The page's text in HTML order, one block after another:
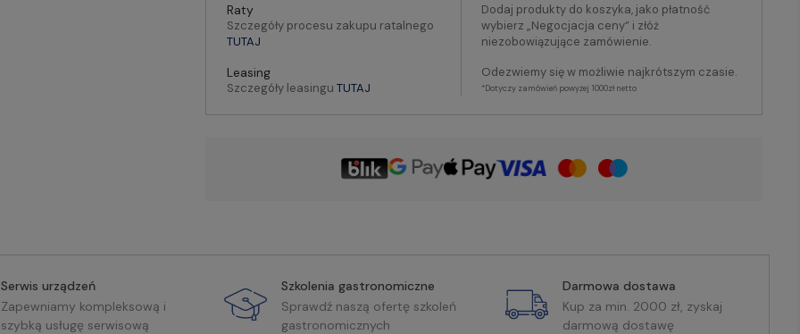
Raty
Szczegóły procesu zakupu ratalnego
TUTAJ
Leasing
Szczegóły leasinguTUTAJ
Dodaj produkty do koszyka, jako płatność
wybierz „Negocjacja ceny” i złóż
niezobowiązujące zamówienie.
Odezwiemy się w możliwie najkrótszym czasie.
*Dotyczy zamówień powyżej 1000zł netto
Serwis urządzeń
Zapewniamy kompleksową i
szybką usługę serwisową
Szkolenia gastronomiczne
Sprawdź naszą ofertę szkoleń
gastronomicznych
Darmowa dostawa
Kup za min. 2000 zł, zyskaj
darmową dostawę